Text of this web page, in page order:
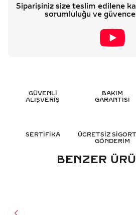
Siparişiniz size teslim edilene
sorumluluğu ve
GÜVENLİ
ALIŞVERİŞ
BAKIM
GARANTİSİ
SERTİFİKA
ÜCRETSİZ
GÖNDERİM
BENZER